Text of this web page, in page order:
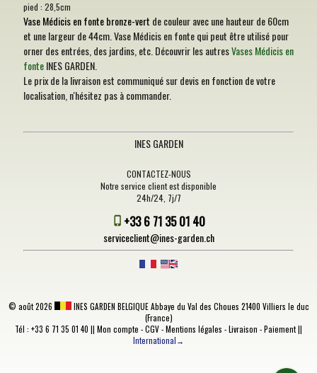
pied : 28,5cm
Vase Médicis en fonte bronze-vert de couleur avec une hauteur de 60cm
et une largeur de 44cm. Vase Médicis en fonte qui peut être utilisé pour
orner des entrées, des jardins, etc. Découvrir les autresVases Médicis en
fonteINES GARDEN.
Le prix de la livraison est communiqué sur devis en fonction de votre
localisation, n'hésitez pas à commander.
INES GARDEN
CONTACTEZ-NOUS
Notre service client est disponible
24h/24, 7j/7
+33 6 71 35 01 40
serviceclient@ines-garden.ch
© août 2026 INES GARDEN BELGIQUEAbbaye du Val des Choues 21400 Villiers le duc
(France)
Tél : +33 6 71 35 01 40 || Mon compte -CGV-Mentions légales -Livraison -Paiement||
International→